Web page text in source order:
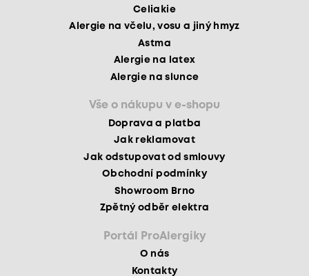
Celiakie
Alergie na včelu, vosu a jiný hmyz
Astma
Alergie na latex
Alergie na slunce
Vše o nákupu v e-shopu
Doprava a platba
Jak reklamovat
Jak odstupovat od smlouvy
Obchodní podmínky
Showroom Brno
Zpětný odběr elektra
Portál ProAlergiky
O nás
Kontakty